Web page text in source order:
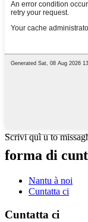
Scrivi quì u to
forma di
Nantu à noi
Cuntatta ci
Cuntatta ci